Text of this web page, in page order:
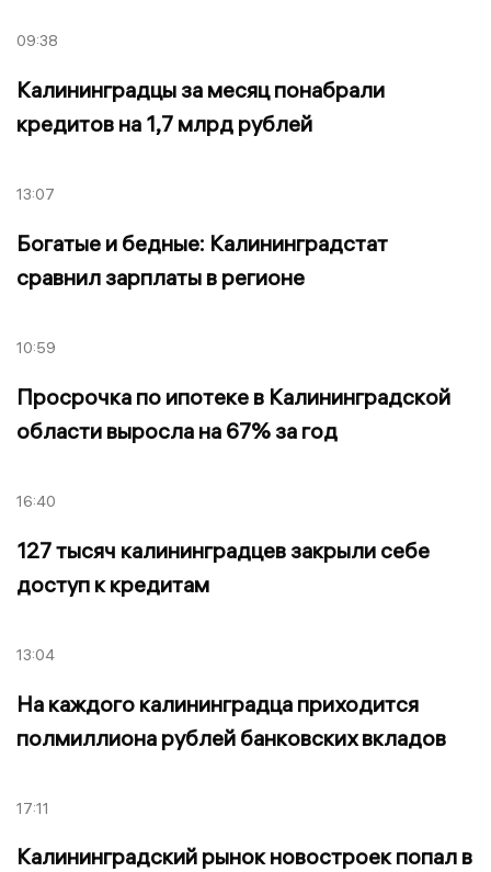
09:38
Калининградцы за месяц понабрали
кредитов на 1,7 млрд рублей
13:07
Богатые и бедные: Калининградстат
сравнил зарплаты в регионе
10:59
Просрочка по ипотеке в Калининградской
области выросла на 67% за год
16:40
127 тысяч калининградцев закрыли себе
доступ к кредитам
13:04
На каждого калининградца приходится
полмиллиона рублей банковских вкладов
17:11
Калининградский рынок новостроек попал в